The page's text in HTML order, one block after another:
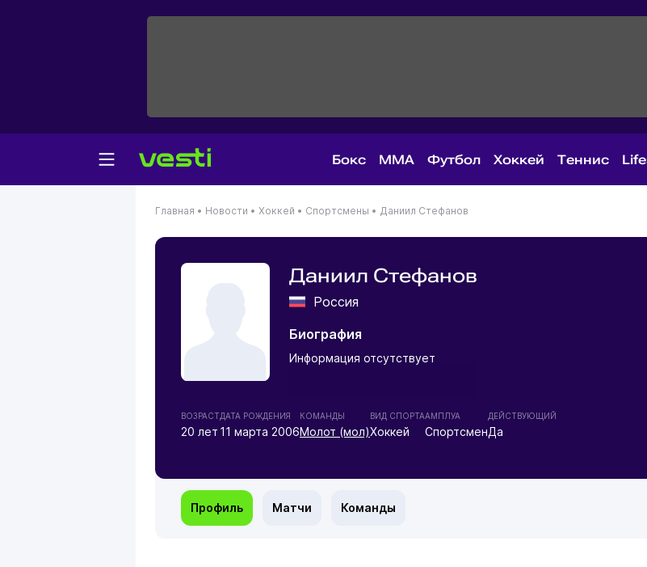
Бокс MMA Футбол Хоккей Теннис
Главная • Новости • Хоккей • Спортсмены • Даниил Стефанов
Даниил Стефанов
Россия
Биография
Информация отсутствует
ВОЗРАСТ
20 лет
ДАТА РОЖДЕНИЯ
11 марта 2006
КОМАНДЫ
Молот (мол)
ВИД СПОРТА
Хоккей
АМПЛУА
Спортсмен
ДЕЙСТВУЮЩИЙ
Да
Профиль Матчи Команды